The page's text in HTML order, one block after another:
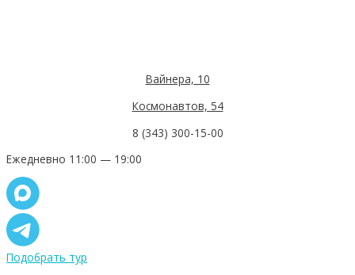
Вайнера, 10
Космонавтов, 54
8 (343) 300-15-00
Ежедневно 11:00 — 19:00
Подобрать тур